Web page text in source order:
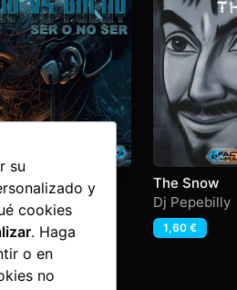
Ser
Ruboy
The Snow
Dj Pepebilly
1,60 €
su
y
cookies
. Haga
o en
no